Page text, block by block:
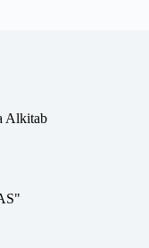
Alkitab